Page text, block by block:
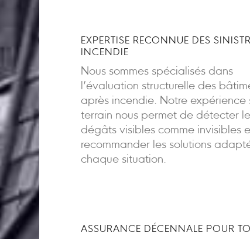
EXPERTISE RECONNUE DES
INCENDIE
Nous sommes spécialisés dans
l’évaluation structurelle des
après incendie. Notre expérience
terrain nous permet de détecter
dégâts visibles comme invisibles
recommander les solutions
chaque situation.
ASSURANCE DÉCENNALE POUR